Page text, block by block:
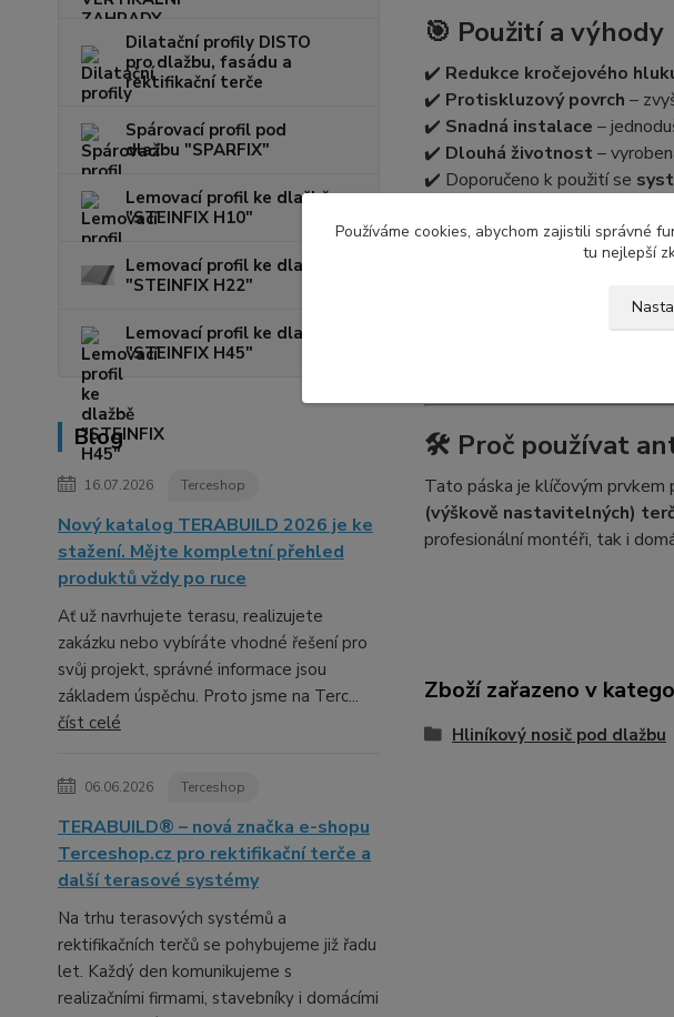
Dilatační profily DISTO
pro dlažbu, fasádu a
rektifikační terče
Spárovací profil pod
dlažbu "SPARFIX"
Lemovací profil ke dlažbě
"STEINFIX H10"
Lemovací profil ke dlažbě
"STEINFIX H22"
Lemovací profil ke dlažbě
"STEINFIX H45"
Blog
16.07.2026 Terceshop
Nový katalog TERABUILD 2026 je ke
stažení. Mějte kompletní přehled
produktů vždy po ruce
Ať už navrhujete terasu, realizujete
zakázku nebo vybíráte vhodné řešení pro
svůj projekt, správné informace jsou
základem úspěchu. Proto jsme na Terc...
číst celé
06.06.2026 Terceshop
TERABUILD® – nová značka e-shopu
Terceshop.cz pro rektifikační terče a
další terasové systémy
Na trhu terasových systémů a
rektifikačních terčů se pohybujeme již řadu
let. Každý den komunikujeme s
realizačními firmami, stavebníky i domácími
🎯 Použití a výhody
✔️ Redukce kročejového
✔️ Protiskluzový povrch –
✔️ Snadná instalace –
✔️ Dlouhá životnost –
✔️ Doporučeno k použití se
📏 Technické
🛠️ Proč používat
Tato páska je klíčovým prvkem
(výškově nastavitelných)
profesionální montéři, tak i
Zboží zařazeno v
Hliníkový nosič pod dlažbu
Používáme cookies, abychom zajistili správné
tu nejlepší